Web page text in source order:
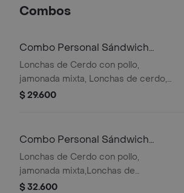
Combos
Combo Personal Sándwich
Especial
Lonchas de Cerdo con pollo,
jamonada mixta, Lonchas de cerdo,
cordero y res, queso mozzarella,
$ 29.600
Combo Personal Sándwich
Super Especial
Lonchas de Cerdo con pollo,
jamonada mixta,Lonchas de
cerdo,cordero y res,
$ 32.600